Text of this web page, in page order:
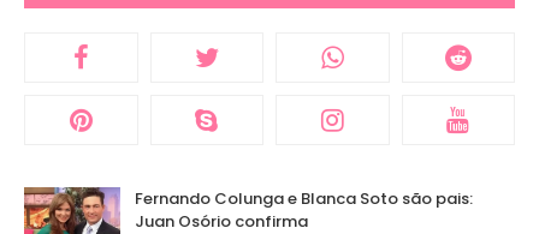
Fernando Colunga e Blanca Soto são pais:
Juan Osório confirma